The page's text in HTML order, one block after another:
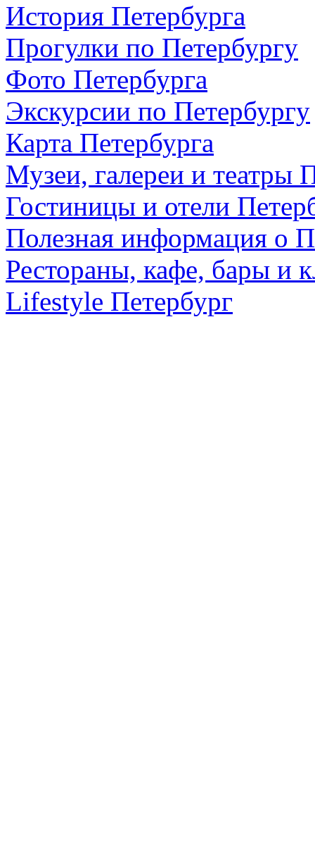
История Петербурга
Прогулки по Петербургу
Фото Петербурга
Экскурсии по Петербургу
Карта Петербурга
Музеи, галереи и театры
Гостиницы и отели
Полезная информация о
Рестораны, кафе, бары и
Lifestyle Петербург